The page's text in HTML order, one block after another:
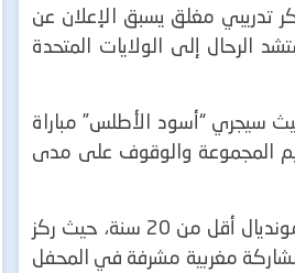
تدريبي مغلق يسبق الإعلان عن
الرحال إلى الولايات المتحدة
سيجري “أسود الأطلس” مباراة
المجموعة والوقوف على مدى
وتأتي هذه الاستراتيجية تماشياً مع النهج الذي سلكه وهبي سابقاً، لا سيما قبل مونديال أقل من 20 سنة، حيث ركز
مشاركة مغربية مشرفة في المحفل